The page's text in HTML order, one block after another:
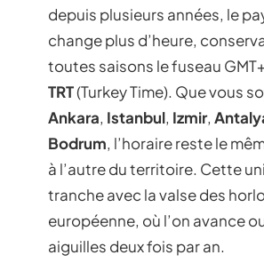
depuis plusieurs années, le
change plus d’heure,
toutes saisons le fuseau
TRT(Turkey Time). Que vous
Ankara, Istanbul, Izmir,
Bodrum, l’horaire reste le
à l’autre du territoire. Cette
tranche avec la valse des
européenne, où l’on avance
aiguilles deux fois par an.